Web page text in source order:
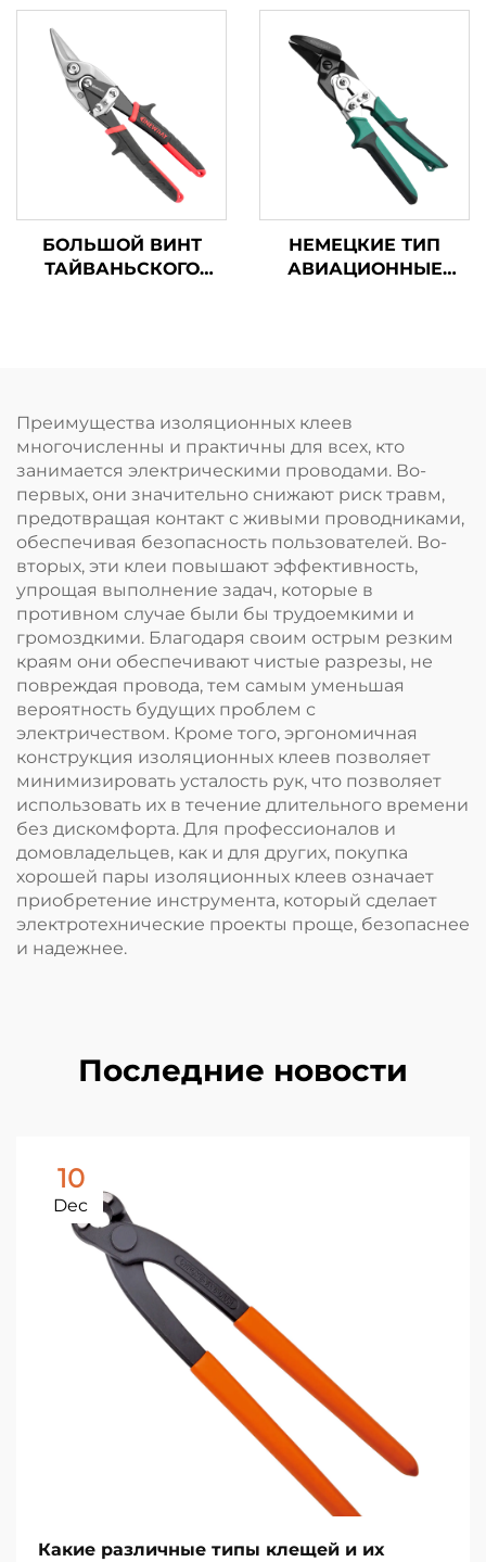
АВИАЦИОННЫЕ
НОЖНИЦЫ TX200TP
АВИАЦИОННЫЕ
НОЖНИЦЫ TX201TP
БОЛЬШОЙ ВИНТ
ТАЙВАНЬСКОГО
НЕМЕЦКИЕ ТИП
АВИАЦИОННЫЕ
Преимущества изоляционных клеев
многочисленны и практичны для всех, кто
занимается электрическими проводами. Во-
первых, они значительно снижают риск травм,
предотвращая контакт с живыми проводниками,
обеспечивая безопасность пользователей. Во-
вторых, эти клеи повышают эффективность,
упрощая выполнение задач, которые в
противном случае были бы трудоемкими и
громоздкими. Благодаря своим острым резким
краям они обеспечивают чистые разрезы, не
повреждая провода, тем самым уменьшая
вероятность будущих проблем с
электричеством. Кроме того, эргономичная
конструкция изоляционных клеев позволяет
минимизировать усталость рук, что позволяет
использовать их в течение длительного времени
без дискомфорта. Для профессионалов и
домовладельцев, как и для других, покупка
хорошей пары изоляционных клеев означает
приобретение инструмента, который сделает
электротехнические проекты проще, безопаснее
и надежнее.
Последние новости
10
Dec
Какие различные типы клещей и их